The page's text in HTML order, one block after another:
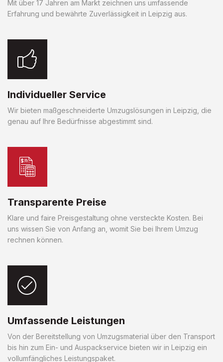
Mit über 17 Jahren am Markt zeichnen uns umfassende
Erfahrung und bewährte Zuverlässigkeit in Leipzig aus.
Individueller Service
Wir bieten maßgeschneiderte Umzugslösungen in Leipzig, die
genau auf Ihre Bedürfnisse abgestimmt sind.
Transparente Preise
Klare und faire Preisgestaltung ohne versteckte Kosten. Bei
uns wissen Sie von Anfang an, womit Sie bei Ihrem Umzug
rechnen können.
Umfassende Leistungen
Von der Bereitstellung von Umzugsmaterial über den Transport
bis hin zum Ein- und Auspackservice bieten wir in Leipzig ein
vollumfängliches Leistungspaket.